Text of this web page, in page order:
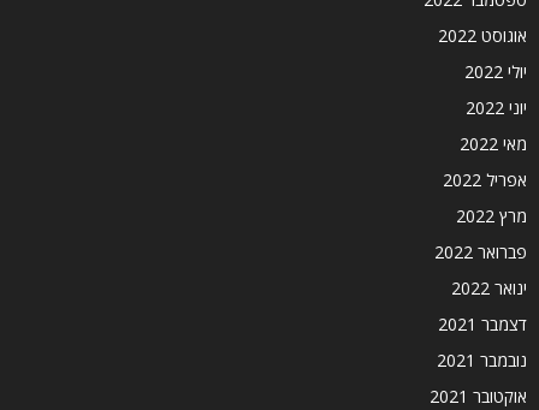
אוגוסט 2022
יולי 2022
יוני 2022
מאי 2022
אפריל 2022
מרץ 2022
פברואר 2022
ינואר 2022
דצמבר 2021
נובמבר 2021
אוקטובר 2021